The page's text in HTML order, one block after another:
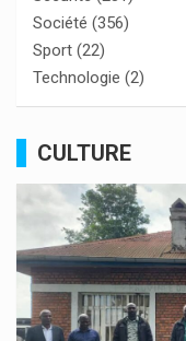
Société (356)
Sport (22)
Technologie (2)
CULTURE